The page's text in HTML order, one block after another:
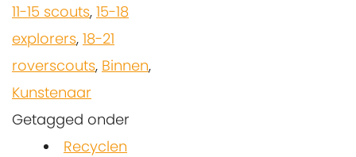
11-15 scouts, 15-18
explorers, 18-21
roverscouts, Binnen,
Kunstenaar
Getagged onder
Recyclen